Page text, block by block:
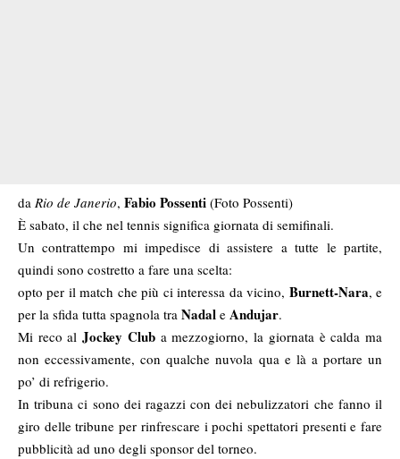
da Rio de Janerio, Fabio Possenti (Foto Possenti)
È sabato, il che nel tennis significa giornata di semifinali.
Un contrattempo mi impedisce di assistere a tutte le partite,
quindi sono costretto a fare una scelta:
opto per il match che più ci interessa da vicino, Burnett-Nara, e
per la sfida tutta spagnola tra Nadal e Andujar.
Mi reco alJockey Cluba mezzogiorno, la giornata è calda ma
non eccessivamente, con qualche nuvola qua e là a portare un
po’ di refrigerio.
In tribuna ci sono dei ragazzi con dei nebulizzatori che fanno il
giro delle tribune per rinfrescare i pochi spettatori presenti e fare
pubblicità ad uno degli sponsor del torneo.